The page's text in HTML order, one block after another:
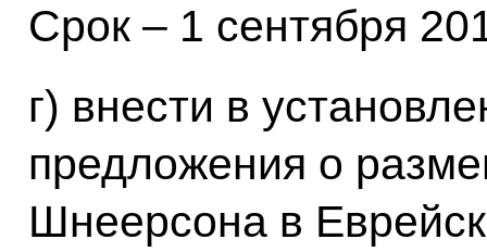
Срок – 1 сентября
г) внести в
предложения о
Шнеерсона в